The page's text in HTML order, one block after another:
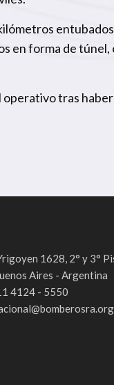
entubados
en forma de túnel,
operativo tras haber
1628, 2° y 3°
Aires - Argentina
4124 - 5550